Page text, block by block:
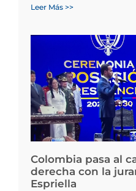
Leer Más >>
Colombia pasa al
derecha con la
Espriella